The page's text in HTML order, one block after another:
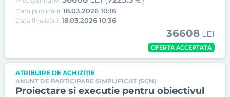
Data publicării: 18.03.2026 10:16
Data finalizării: 18.03.2026 10:36
36608 LEI
OFERTA ACCEPTATA
ATRIBUIRE DE ACHIZIȚIE
ANUNT DE PARTICIPARE SIMPLIFICAT (SCN)
Proiectare si executie pentru obiectivul